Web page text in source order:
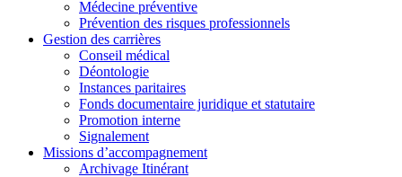
Médecine préventive
Prévention des risques professionnels
Gestion des carrières
Conseil médical
Déontologie
Instances paritaires
Fonds documentaire juridique et statutaire
Promotion interne
Signalement
Missions d’accompagnement
Archivage Itinérant